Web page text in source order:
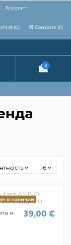
Telegram
(0) Compare (0)
0
16
в наличии
и
39,00 €